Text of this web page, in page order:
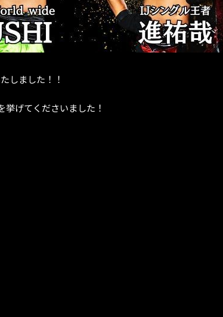
しました！！
げてくださいました！